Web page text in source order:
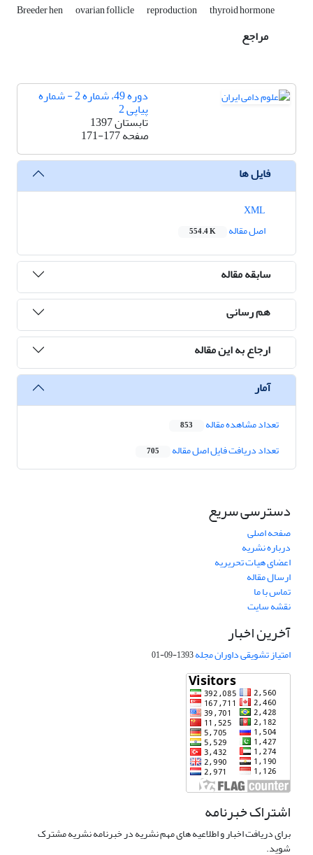
Breeder hen ovarian follicle reproduction thyroid hormone
مراجع
دوره 49، شماره 2 - شماره
پیاپی 2
تابستان 1397
صفحه171-177
فایل ها
اصل مقاله
554.4 K
سابقه مقاله
هم رسانی
ارجاع به این مقاله
آمار
تعداد مشاهده مقاله 853
تعداد دریافت فایل اصل مقاله 705
دسترسی سریع
صفحه اصلی
درباره نشریه
اعضای هیات تحریریه
ارسال مقاله
تماس با ما
نقشه سایت
آخرین اخبار
امتیاز تشویقی داوران مجله1393-09-01
اشتراک خبرنامه
برای دریافت اخبار و اطلاعیه های مهم نشریه در خبرنامه نشریه مشترک
شوید.